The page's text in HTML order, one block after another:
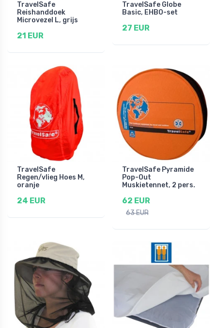
TravelSafe
Reishanddoek
Microvezel L, grijs
21 EUR
TravelSafe Globe
Basic, EHBO-set
27 EUR
TravelSafe
Regen/vlieg Hoes M,
oranje
24 EUR
TravelSafe Pyramide
Pop-Out
Muskietennet, 2 pers.
62 EUR
63 EUR